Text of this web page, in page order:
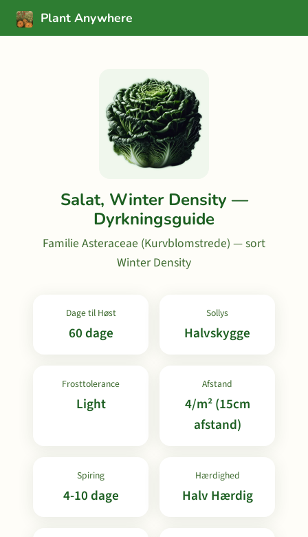
Plant Anywhere
Salat, Winter Density —
Dyrkningsguide
Familie Asteraceae (Kurvblomstrede) — sort
Winter Density
Dage til Høst
60 dage
Sollys
Halvskygge
Frosttolerance
Light
Afstand
4/m² (15cm
afstand)
Spiring
4-10 dage
Hærdighed
Halv Hærdig